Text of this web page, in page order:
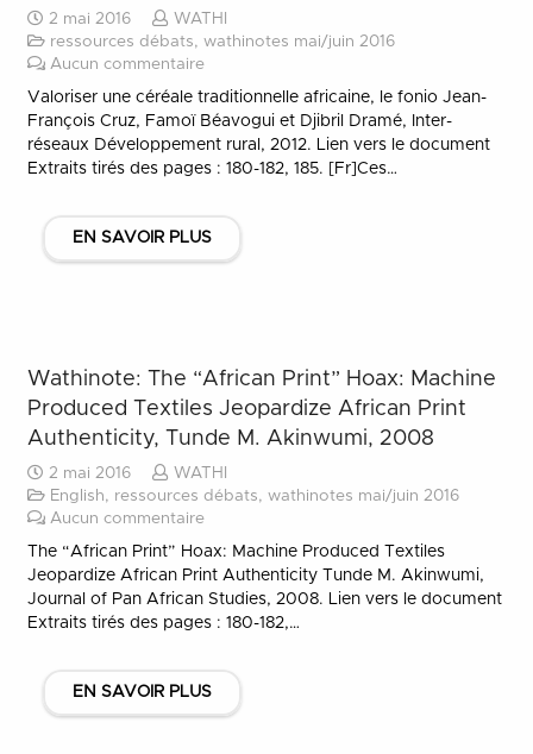
2 mai 2016
WATHI
ressources débats, wathinotes mai/juin 2016
Aucun commentaire
Valoriser une céréale traditionnelle africaine, le fonio Jean-
François Cruz, Famoï Béavogui et Djibril Dramé, Inter-
réseaux Développement rural, 2012. Lien vers le document
Extraits tirés des pages : 180-182, 185. [Fr]Ces…
EN SAVOIR PLUS
Wathinote: The “African Print” Hoax: Machine
Produced Textiles Jeopardize African Print
Authenticity, Tunde M. Akinwumi, 2008
2 mai 2016
WATHI
English, ressources débats, wathinotes mai/juin 2016
Aucun commentaire
The “African Print” Hoax: Machine Produced Textiles
Jeopardize African Print Authenticity Tunde M. Akinwumi,
Journal of Pan African Studies, 2008. Lien vers le document
Extraits tirés des pages : 180-182,…
EN SAVOIR PLUS